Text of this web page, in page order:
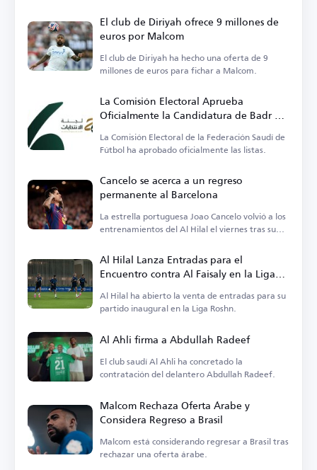
El club de Diriyah ofrece 9 millones de
euros por Malcom
El club de Diriyah ha hecho una oferta de 9
millones de euros para fichar a Malcom.
La Comisión Electoral Aprueba
Oficialmente la Candidatura de Badr Al-
Raziza para la Presidencia de la
Federación Saudí de Fútbol
La Comisión Electoral de la Federación Saudí de
Fútbol ha aprobado oficialmente las listas.
Cancelo se acerca a un regreso
permanente al Barcelona
La estrella portuguesa Joao Cancelo volvió a los
entrenamientos del Al Hilal el viernes tras su
Al Hilal Lanza Entradas para el
Encuentro contra Al Faisaly en la Liga
Roshn
Al Hilal ha abierto la venta de entradas para su
partido inaugural en la Liga Roshn.
Al Ahli firma a Abdullah Radeef
El club saudí Al Ahli ha concretado la
contratación del delantero Abdullah Radeef.
Malcom Rechaza Oferta Árabe y
Considera Regreso a Brasil
Malcom está considerando regresar a Brasil tras
rechazar una oferta árabe.